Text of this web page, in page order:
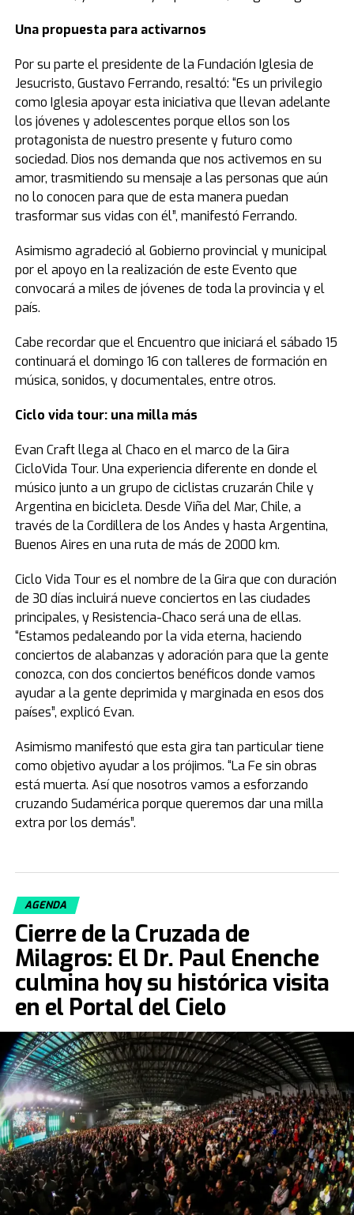
Una propuesta para activarnos
Por su parte el presidente de la Fundación Iglesia de
Jesucristo, Gustavo Ferrando, resaltó: “Es un privilegio
como Iglesia apoyar esta iniciativa que llevan adelante
los jóvenes y adolescentes porque ellos son los
protagonista de nuestro presente y futuro como
sociedad. Dios nos demanda que nos activemos en su
amor, trasmitiendo su mensaje a las personas que aún
no lo conocen para que de esta manera puedan
trasformar sus vidas con él”, manifestó Ferrando.
Asimismo agradeció al Gobierno provincial y municipal
por el apoyo en la realización de este Evento que
convocará a miles de jóvenes de toda la provincia y el
país.
Cabe recordar que el Encuentro que iniciará el sábado 15
continuará el domingo 16 con talleres de formación en
música, sonidos, y documentales, entre otros.
Ciclo vida tour: una milla más
Evan Craft llega al Chaco en el marco de la Gira
CicloVida Tour. Una experiencia diferente en donde el
músico junto a un grupo de ciclistas cruzarán Chile y
Argentina en bicicleta. Desde Viña del Mar, Chile, a
través de la Cordillera de los Andes y hasta Argentina,
Buenos Aires en una ruta de más de 2000 km.
Ciclo Vida Tour es el nombre de la Gira que con duración
de 30 días incluirá nueve conciertos en las ciudades
principales, y Resistencia-Chaco será una de ellas.
“Estamos pedaleando por la vida eterna, haciendo
conciertos de alabanzas y adoración para que la gente
conozca, con dos conciertos benéficos donde vamos
ayudar a la gente deprimida y marginada en esos dos
países”, explicó Evan.
Asimismo manifestó que esta gira tan particular tiene
como objetivo ayudar a los prójimos. “La Fe sin obras
está muerta. Así que nosotros vamos a esforzando
cruzando Sudamérica porque queremos dar una milla
extra por los demás”.
AGENDA
Cierre de la Cruzada de
Milagros: El Dr. Paul Enenche
culmina hoy su histórica visita
en el Portal del Cielo